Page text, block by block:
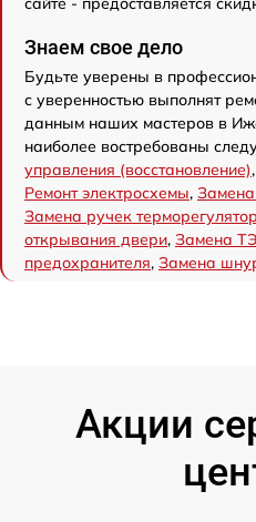
Знаем свое дело
Будьте уверены в
с уверенностью выполнят
данным наших мастеров в
наиболее востребованы
управления (восстановление),
Ремонт электросхемы,
Замена ручек
открывания двери, Замена
предохранителя, Замена
Акции